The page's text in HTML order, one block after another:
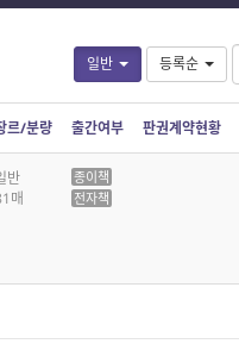
일반 등록순
르/분량 출간여부 판권계약현황
반
매
종이책
전자책